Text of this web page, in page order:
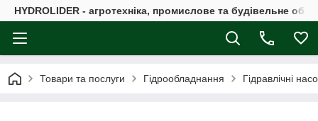
HYDROLIDER - агротехніка, промислове та будівельне
Товари та послуги Гідрообладнання Гідравлічні